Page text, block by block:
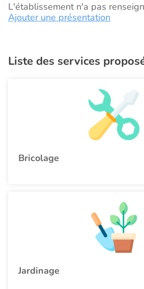
L'établissement n'a pas
Ajouter une présentation
Liste des services
Bricolage
Jardinage